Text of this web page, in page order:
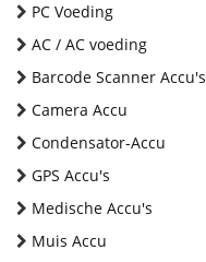
PC Voeding
AC / AC voeding
Barcode Scanner Accu's
Camera Accu
Condensator-Accu
GPS Accu's
Medische Accu's
Muis Accu